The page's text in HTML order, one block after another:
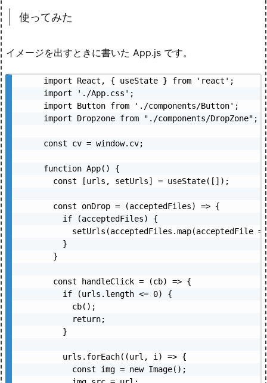
使ってみた
イメージを出すときに書いた App.js です。
import React, { useState } from 'react';
import './App.css';
import Button from './components/Button';
import Dropzone from "./components/DropZone";
const cv = window.cv;
function App() {
  const [urls, setUrls] = useState([]);
  const onDrop = (acceptedFiles) => {
    if (acceptedFiles) {
setUrls(acceptedFiles.map(acceptedFile
    }
  }
  const handleClick = (cb) => {
    if (urls.length <= 0) {
      cb();
      return;
    }
    urls.forEach((url, i) => {
      const img = new Image();